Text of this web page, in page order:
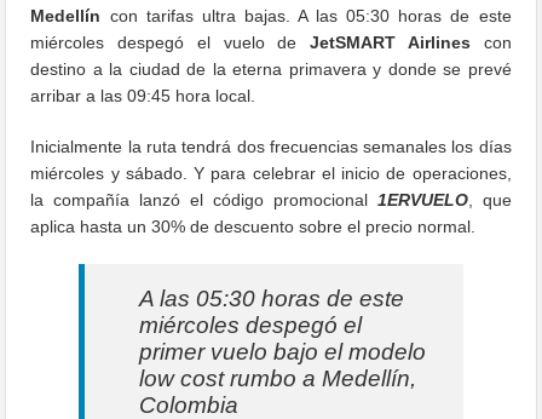
Medellín con tarifas ultra bajas. A las 05:30 horas de este
miércoles despegó el vuelo deJetSMART Airlines con
destino a la ciudad de la eterna primavera y donde se prevé
arribar a las 09:45 hora local.
Inicialmente la ruta tendrá dos frecuencias semanales los días
miércoles y sábado. Y para celebrar el inicio de operaciones,
la compañía lanzó el código promocional 1ERVUELO, que
aplica hasta un 30% de descuento sobre el precio normal.
A las 05:30 horas de este
miércoles despegó el
primer vuelo bajo el modelo
low cost rumbo a Medellín,
Colombia